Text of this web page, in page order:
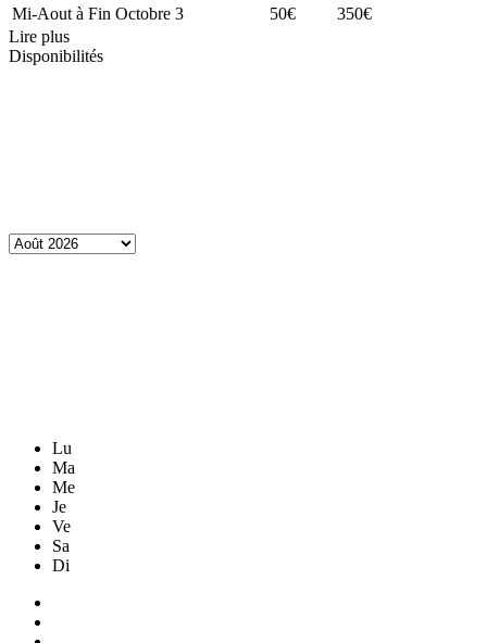
Mi-Aout à Fin Octobre 3 50€
350€
Lire plus
Disponibilités
Lu
Ma
Me
Je
Ve
Sa
Di